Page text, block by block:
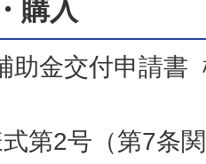
購入
助金交付申請書
第2号（第7条